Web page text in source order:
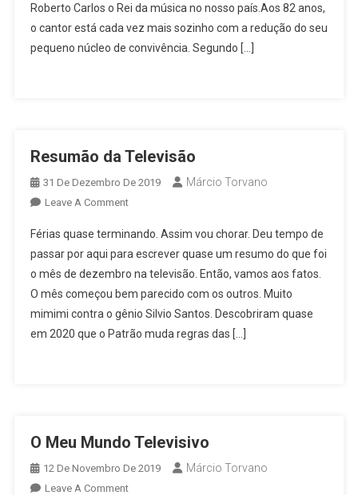
Bastidores
Da
TV
Roberto Carlos o Rei da música no nosso país.Aos 82 anos,
o cantor está cada vez mais sozinho com a redução do seu
pequeno núcleo de convivência. Segundo […]
Resumão da Televisão
31 De Dezembro De 2019 Márcio Torvano
Leave A CommentOn
Da
Televisão
Férias quase terminando. Assim vou chorar. Deu tempo de
passar por aqui para escrever quase um resumo do que foi
o mês de dezembro na televisão. Então, vamos aos fatos.
O mês começou bem parecido com os outros. Muito
mimimi contra o gênio Silvio Santos. Descobriram quase
em 2020 que o Patrão muda regras das […]
O Meu Mundo Televisivo
12 De Novembro De 2019 Márcio Torvano
Leave A CommentOn